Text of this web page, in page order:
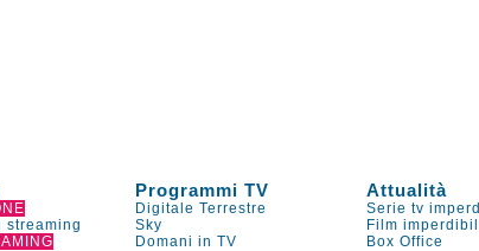
Programmi TV Attualità
Digitale Terrestre Serie tv
streaming Sky Film
Domani in TV Box Office